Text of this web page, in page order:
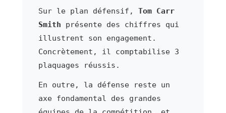
Sur le plan défensif, Tom Carr
Smith présente des chiffres qui
illustrent son engagement.
Concrètement, il comptabilise 3
plaquages réussis.
En outre, la défense reste un
axe fondamental des grandes